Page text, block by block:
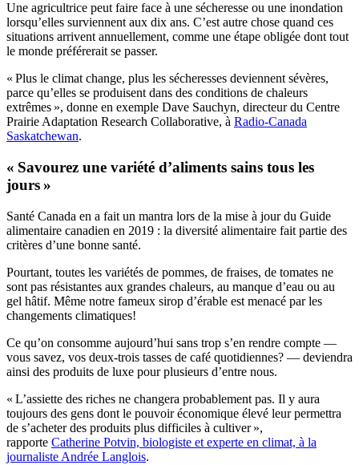
Une agricultrice peut faire face à une sécheresse ou une inondation
lorsqu’elles surviennent aux dix ans. C’est autre chose quand ces
situations arrivent annuellement, comme une étape obligée dont tout
le monde préférerait se passer.
« Plus le climat change, plus les sécheresses deviennent sévères,
parce qu’elles se produisent dans des conditions de chaleurs
extrêmes », donne en exemple Dave Sauchyn, directeur du Centre
Prairie Adaptation Research Collaborative, à Radio-Canada
Saskatchewan.
« Savourez une variété d’aliments sains tous les
jours »
Santé Canada en a fait un mantra lors de la mise à jour du Guide
alimentaire canadien en 2019 : la diversité alimentaire fait partie des
critères d’une bonne santé.
Pourtant, toutes les variétés de pommes, de fraises, de tomates ne
sont pas résistantes aux grandes chaleurs, au manque d’eau ou au
gel hâtif. Même notre fameux sirop d’érable est menacé par les
changements climatiques!
Ce qu’on consomme aujourd’hui sans trop s’en rendre compte —
vous savez, vos deux-trois tasses de café quotidiennes? — deviendra
ainsi des produits de luxe pour plusieurs d’entre nous.
« L’assiette des riches ne changera probablement pas. Il y aura
toujours des gens dont le pouvoir économique élevé leur permettra
de s’acheter des produits plus difficiles à cultiver »,
rapporte Catherine Potvin, biologiste et experte en climat, à la
journaliste Andrée Langlois.